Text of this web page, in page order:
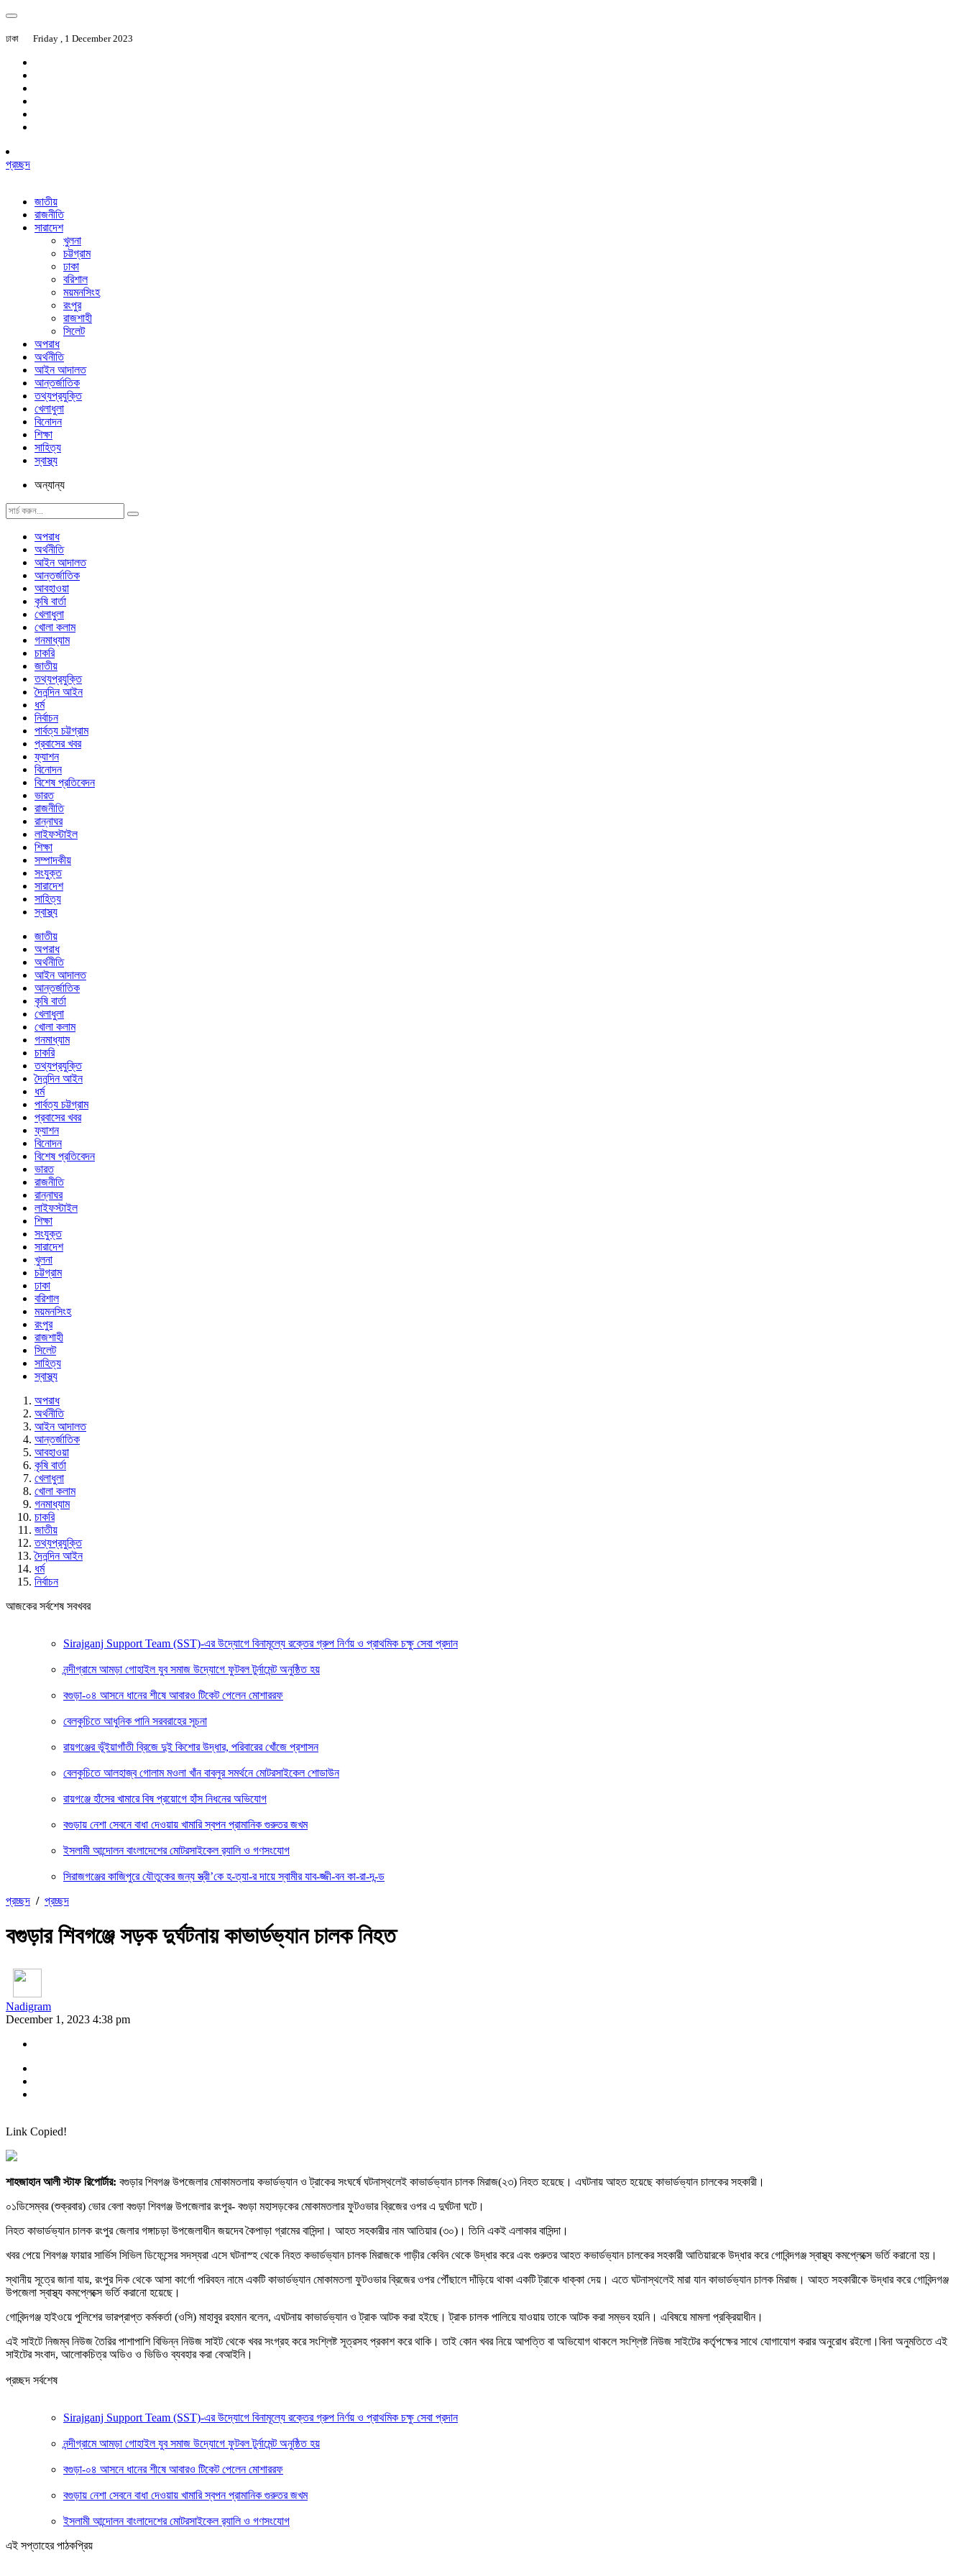
ঢাকা Friday , 1 December 2023
প্রচ্ছদ
জাতীয়
রাজনীতি
সারাদেশ
খুলনা
চট্টগ্রাম
ঢাকা
বরিশাল
ময়মনসিংহ
রংপুর
রাজশাহী
সিলেট
অপরাধ
অর্থনীতি
আইন আদালত
আন্তর্জাতিক
তথ্যপ্রযুক্তি
খেলাধুলা
বিনোদন
শিক্ষা
সাহিত্য
স্বাস্থ্য
অন্যান্য
অপরাধ
অর্থনীতি
আইন আদালত
আন্তর্জাতিক
আবহাওয়া
কৃষি বার্তা
খেলাধুলা
খোলা কলাম
গনমাধ্যাম
চাকরি
জাতীয়
তথ্যপ্রযুক্তি
দৈনন্দিন আইন
ধর্ম
নির্বাচন
পার্বত্য চট্টগ্রাম
প্রবাসের খবর
ফ্যাশন
বিনোদন
বিশেষ প্রতিবেদন
ভারত
রাজনীতি
রান্নাঘর
লাইফস্টাইল
শিক্ষা
সম্পাদকীয়
সংযুক্ত
সারাদেশ
সাহিত্য
স্বাস্থ্য
জাতীয়
অপরাধ
অর্থনীতি
আইন আদালত
আন্তর্জাতিক
কৃষি বার্তা
খেলাধুলা
খোলা কলাম
গনমাধ্যাম
চাকরি
তথ্যপ্রযুক্তি
দৈনন্দিন আইন
ধর্ম
পার্বত্য চট্টগ্রাম
প্রবাসের খবর
ফ্যাশন
বিনোদন
বিশেষ প্রতিবেদন
ভারত
রাজনীতি
রান্নাঘর
লাইফস্টাইল
শিক্ষা
সংযুক্ত
সারাদেশ
খুলনা
চট্টগ্রাম
ঢাকা
বরিশাল
ময়মনসিংহ
রংপুর
রাজশাহী
সিলেট
সাহিত্য
স্বাস্থ্য
অপরাধ
অর্থনীতি
আইন আদালত
আন্তর্জাতিক
আবহাওয়া
কৃষি বার্তা
খেলাধুলা
খোলা কলাম
গনমাধ্যাম
চাকরি
জাতীয়
তথ্যপ্রযুক্তি
দৈনন্দিন আইন
ধর্ম
নির্বাচন
আজকের সর্বশেষ সবখবর
Sirajganj Support Team (SST)-এর উদ্যোগে বিনামূল্যে রক্তের গ্রুপ নির্ণয় ও প্রাথমিক চক্ষু সেবা প্রদান
নন্দীগ্রামে আমড়া গোহাইল যুব সমাজ উদ্যোগে ফুটবল টুর্নামেন্ট অনুষ্ঠিত হয়
বগুড়া-০৪ আসনে ধানের শীষে আবারও টিকেট পেলেন মোশাররফ
বেলকুচিতে আধুনিক পানি সরবরাহের সূচনা
রায়গঞ্জের ভূঁইয়াগাঁতী ব্রিজে দুই কিশোর উদ্ধার, পরিবারের খোঁজে প্রশাসন
বেলকুচিতে আলহাজ্ব গোলাম মওলা খাঁন বাবলুর সমর্থনে মোটরসাইকেল শোডাউন
রায়গঞ্জে হাঁসের খামারে বিষ প্রয়োগে হাঁস নিধনের অভিযোগ
বগুড়ায় নেশা সেবনে বাধা দেওয়ায় খামারি স্বপন প্রামানিক গুরুতর জখম
ইসলামী আন্দোলন বাংলাদেশের মোটরসাইকেল র‍্যালি ও গণসংযোগ
সিরাজগঞ্জের কাজিপুরে যৌতুকের জন্য স্ত্রী’কে হ-ত্যা-র দায়ে স্বামীর যাব-জ্জী-বন কা-রা-দ-ন্ড
প্রচ্ছদ / প্রচ্ছদ
বগুড়ার শিবগঞ্জে সড়ক দুর্ঘটনায় কাভার্ডভ্যান চালক নিহত
Nadigram
December 1, 2023 4:38 pm
Link Copied!
শাহজাহান আলী স্টাফ রিপোর্টার: বগুড়ার শিবগঞ্জ উপজেলার মোকামতলায় কভার্ডভ্যান ও ট্রাকের সংঘর্ষে ঘটনাস্থলেই কাভার্ডভ্যান চালক মিরাজ(২৩) নিহত হয়েছে। এঘটনায় আহত হয়েছে কাভার্ডভ্যান চালকের সহকারী।
০১ডিসেম্বর (শুক্রবার) ভোর বেলা বগুড়া শিবগঞ্জ উপজেলার রংপুর- বগুড়া মহাসড়কের মোকামতলার ফুটওভার ব্রিজের ওপর এ দুর্ঘটনা ঘটে।
নিহত কাভার্ডভ্যান চালক রংপুর জেলার গঙ্গাচড়া উপজেলাধীন জয়দেব কৈপাড়া গ্রামের বাসিন্দা। আহত সহকারীর নাম আতিয়ার (৩০)। তিনি একই এলাকার বাসিন্দা।
খবর পেয়ে শিবগঞ্জ ফায়ার সার্ভিস সিভিল ডিফেন্সের সদস্যরা এসে ঘটনাস্হ থেকে নিহত কভার্ডভ্যান চালক মিরাজকে গাড়ীর কেবিন থেকে উদ্ধার করে এবং গুরুতর আহত কভার্ডভ্যান চালকের সহকারী আতিয়ারকে উদ্ধার করে গোবিন্দগঞ্জ স্বাস্থ্য কমপ্লেক্সে ভর্তি করানো হয়।
স্থানীয় সূত্রে জানা যায়, রংপুর দিক থেকে আসা কার্গো পরিবহন নামে একটি কাভার্ডভ্যান মোকামতলা ফুটওভার ব্রিজের ওপর পৌঁছালে দাঁড়িয়ে থাকা একটি ট্রাকে ধাক্কা দেয়। এতে ঘটনাস্থলেই মারা যান কাভার্ডভ্যান চালক মিরাজ। আহত সহকারীকে উদ্ধার করে গোবিন্দগঞ্জ
উপজেলা স্বাস্থ্য কমপ্লেক্সে ভর্তি করানো হয়েছে।
গোবিন্দগঞ্জ হাইওয়ে পুলিশের ভারপ্রাপ্ত কর্মকর্তা (ওসি) মাহাবুর রহমান বলেন, এঘটনায় কাভার্ডভ্যান ও ট্রাক আটক করা হইছে। ট্রাক চালক পালিয়ে যাওয়ায় তাকে আটক করা সম্ভব হয়নি। এবিষয়ে মামলা প্রক্রিয়াধীন।
এই সাইটে নিজম্ব নিউজ তৈরির পাশাপাশি বিভিন্ন নিউজ সাইট থেকে খবর সংগ্রহ করে সংশ্লিষ্ট সূত্রসহ প্রকাশ করে থাকি। তাই কোন খবর নিয়ে আপত্তি বা অভিযোগ থাকলে সংশ্লিষ্ট নিউজ সাইটের কর্তৃপক্ষের সাথে যোগাযোগ করার অনুরোধ রইলো।বিনা অনুমতিতে এই
সাইটের সংবাদ, আলোকচিত্র অডিও ও ভিডিও ব্যবহার করা বেআইনি।
প্রচ্ছদ সর্বশেষ
Sirajganj Support Team (SST)-এর উদ্যোগে বিনামূল্যে রক্তের গ্রুপ নির্ণয় ও প্রাথমিক চক্ষু সেবা প্রদান
নন্দীগ্রামে আমড়া গোহাইল যুব সমাজ উদ্যোগে ফুটবল টুর্নামেন্ট অনুষ্ঠিত হয়
বগুড়া-০৪ আসনে ধানের শীষে আবারও টিকেট পেলেন মোশাররফ
বগুড়ায় নেশা সেবনে বাধা দেওয়ায় খামারি স্বপন প্রামানিক গুরুতর জখম
ইসলামী আন্দোলন বাংলাদেশের মোটরসাইকেল র‍্যালি ও গণসংযোগ
এই সপ্তাহের পাঠকপ্রিয়